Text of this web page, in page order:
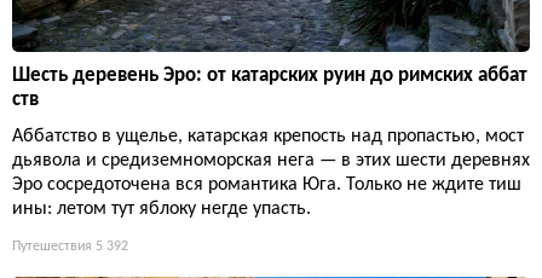
Шесть деревень Эро: от катарских руин до римских аббат
ств
Аббатство в ущелье, катарская крепость над пропастью, мост
дьявола и средиземноморская нега — в этих шести деревнях
Эро сосредоточена вся романтика Юга. Только не ждите тиш
ины: летом тут яблоку негде упасть.
Путешествия 5 392